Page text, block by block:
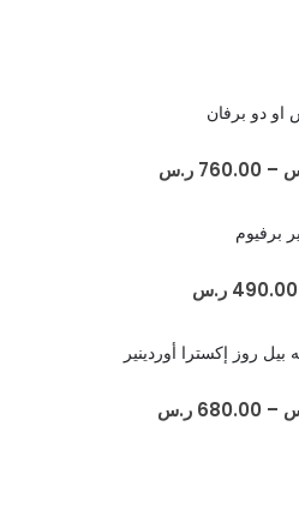
دو برفان
–
760.00 ر.س
برفيوم
490.00 ر.س
روز إكسترا أوردينير
–
680.00 ر.س